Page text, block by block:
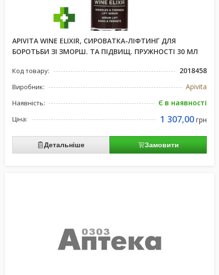
APIVITA WINE ELIXIR, СИРОВАТКА-ЛІФТИНГ ДЛЯ
БОРОТЬБИ ЗІ ЗМОРШ. ТА ПІДВИЩ. ПРУЖНОСТІ 30 МЛ
Код товару: 2018458
Виробник: Apivita
Наявність: Є в наявності
Ціна: 1 307,00 грн
Детальніше Замовити